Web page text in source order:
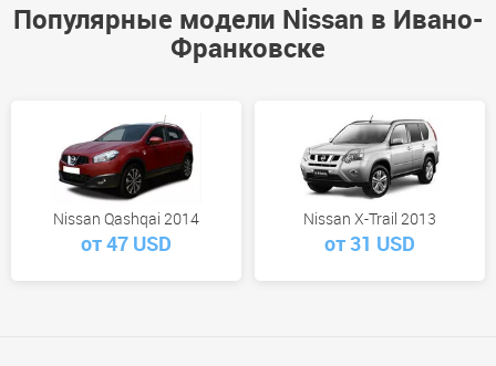
Популярные модели Nissan в Ивано-
Франковске
Nissan Qashqai 2014
от 47 USD
Nissan X-Trail 2013
от 31 USD